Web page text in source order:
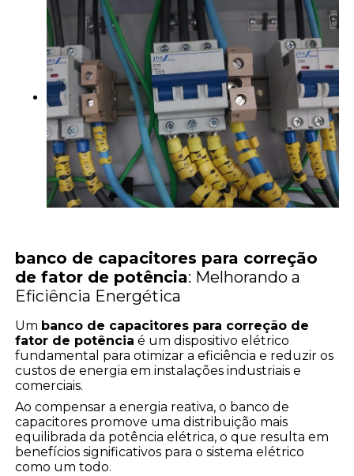
banco de capacitores para correção
de fator de potência: Melhorando a
Eficiência Energética
Um banco de capacitores para correção de
fator de potência é um dispositivo elétrico
fundamental para otimizar a eficiência e reduzir os
custos de energia em instalações industriais e
comerciais.
Ao compensar a energia reativa, o banco de
capacitores promove uma distribuição mais
equilibrada da potência elétrica, o que resulta em
benefícios significativos para o sistema elétrico
como um todo.